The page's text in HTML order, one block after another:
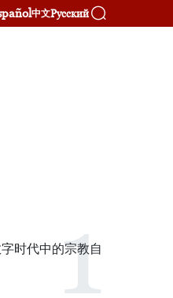
中文Русский
时代中的宗教自